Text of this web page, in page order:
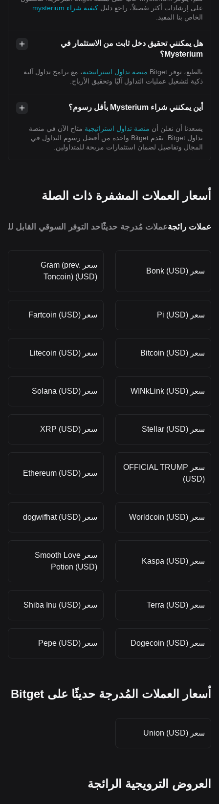
على إرشادات أكثر تفصيلاً، راجع دليل كيفية شراء mysterium
الخاص بنا المفيد.
هل يمكنني تحقيق دخل ثابت من الاستثمار في
Mysterium؟
بالطبع، توفر Bitget منصة تداول استراتيجية، مع برامج تداول آلية
ذكية لتشغيل عمليات التداول آليًا وتحقيق الأرباح.
أين يمكنني شراء Mysterium بأقل رسوم؟
يسعدنا أن نعلن أن منصة تداول استراتيجية متاح الآن في منصة
تداول Bitget. تقدم Bitget واحدة من أفضل رسوم التداول في
المجال وتفاصيل لضمان استثمارات مربحة للمتداولين.
أسعار العملات المشفرة ذات الصلة
عملات رائجةعملات مُدرجة حديثًاحد التوفر السوقي القابل
سعر Bonk (USD)
سعر Gram (prev.
Toncoin) (USD)
سعر Pi (USD) سعر Fartcoin (USD)
سعر Bitcoin (USD) سعر Litecoin (USD)
سعر WINkLink (USD) سعر Solana (USD)
سعر Stellar (USD) سعر XRP (USD)
سعر OFFICIAL TRUMP
(USD)
سعر Ethereum (USD)
سعر Worldcoin (USD) سعر dogwifhat (USD)
سعر Kaspa (USD)
سعر Smooth Love
Potion (USD)
سعر Terra (USD) سعر Shiba Inu (USD)
سعر Dogecoin (USD) سعر Pepe (USD)
أسعار العملات المُدرجة حديثًا على Bitget
سعر Union (USD)
العروض الترويجية الرائجة